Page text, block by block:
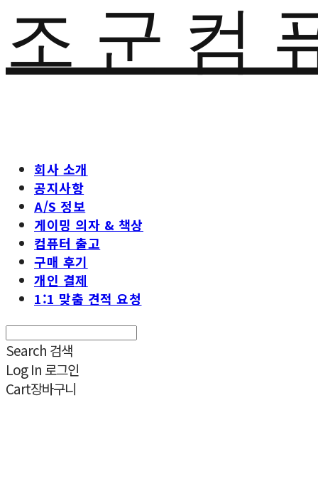
조 군 컴
회사 소개
공지사항
A/S 정보
게이밍 의자 & 책상
컴퓨터 출고
구매 후기
개인 결제
1:1 맞춤 견적 요청
Search 검색
Log In 로그인
Cart장바구니